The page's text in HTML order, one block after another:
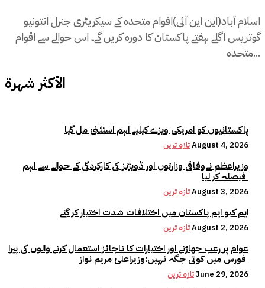
اسلام آباد(این این آئی)اقوام متحدہ کے سیکریٹری جنرل انتونیو
گوتریس اگلے ہفتے پاکستان کا دورہ کریں گے۔ اس حوالے سے اقوام
متحدہ...
الأكثر شهرة
پاکستانیوں کو امریکی ویزے کیلیے اہم استثنیٰ مل گیا
تازہ ترینAugust 4, 2026
وزیراعظم نےوفاقی وزارتوں اور ڈویژنز کی کارکردگی کے حوالے سے اہم
تازہ ترینAugust 3, 2026
ایم کیو ایم پاکستان میں اختلافات شدت اختیار کر گئے
تازہ ترینAugust 2, 2026
عوام پر رعب جھاڑنے اور اختیارات کا ناجائز استعمال کرنے والوں کی پیرا
تازہ ترینJune 29, 2026